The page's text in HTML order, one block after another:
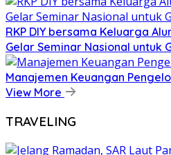
RKP DIY bersama Keluarga
Gelar Seminar Nasional untuk
Manajemen Keuangan
View More
TRAVELING